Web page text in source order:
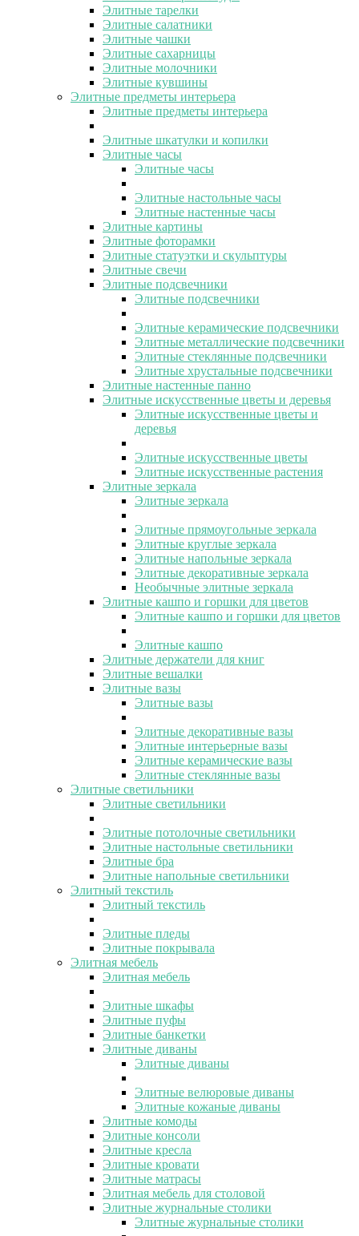
Элитные тарелки
Элитные салатники
Элитные чашки
Элитные сахарницы
Элитные молочники
Элитные кувшины
Элитные предметы интерьера
Элитные предметы интерьера
Элитные шкатулки и копилки
Элитные часы
Элитные часы
Элитные настольные часы
Элитные настенные часы
Элитные картины
Элитные фоторамки
Элитные статуэтки и скульптуры
Элитные свечи
Элитные подсвечники
Элитные подсвечники
Элитные керамические подсвечники
Элитные металлические подсвечники
Элитные стеклянные подсвечники
Элитные хрустальные подсвечники
Элитные настенные панно
Элитные искусственные цветы и деревья
Элитные искусственные цветы и
деревья
Элитные искусственные цветы
Элитные искусственные растения
Элитные зеркала
Элитные зеркала
Элитные прямоугольные зеркала
Элитные круглые зеркала
Элитные напольные зеркала
Элитные декоративные зеркала
Необычные элитные зеркала
Элитные кашпо и горшки для цветов
Элитные кашпо и горшки для цветов
Элитные кашпо
Элитные держатели для книг
Элитные вешалки
Элитные вазы
Элитные вазы
Элитные декоративные вазы
Элитные интерьерные вазы
Элитные керамические вазы
Элитные стеклянные вазы
Элитные светильники
Элитные светильники
Элитные потолочные светильники
Элитные настольные светильники
Элитные бра
Элитные напольные светильники
Элитный текстиль
Элитный текстиль
Элитные пледы
Элитные покрывала
Элитная мебель
Элитная мебель
Элитные шкафы
Элитные пуфы
Элитные банкетки
Элитные диваны
Элитные диваны
Элитные велюровые диваны
Элитные кожаные диваны
Элитные комоды
Элитные консоли
Элитные кресла
Элитные кровати
Элитные матрасы
Элитная мебель для столовой
Элитные журнальные столики
Элитные журнальные столики